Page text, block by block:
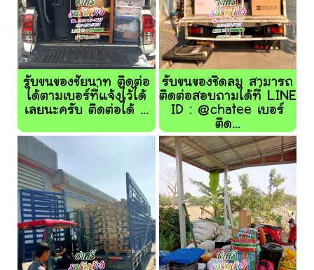
รับขนของชัยนาท ติดต่อ
ได้ตามเบอร์ที่แจ้งไว้ได้
เลยนะครับ ติดต่อได้ ...
รับขนของชิดลม สามารถ
ติดต่อสอบถามได้ที่ LINE
ID : @chatee เบอร์
ติด...